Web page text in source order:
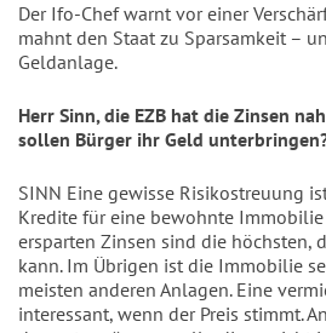
Der Ifo-Chef warnt vor einer
mahnt den Staat zu Sparsamkeit –
Geldanlage.
Herr Sinn, die EZB hat die Zinsen
sollen Bürger ihr Geld
SINN Eine gewisse Risikostreuung
Kredite für eine bewohnte
ersparten Zinsen sind die höchsten,
kann. Im Übrigen ist die Immobilie
meisten anderen Anlagen. Eine
interessant, wenn der Preis stimmt.